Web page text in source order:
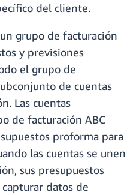
del cliente.
grupo de facturación
y previsiones
el grupo de
de cuentas
Las cuentas
de facturación ABC
proforma para
las cuentas se unen
sus presupuestos
datos de